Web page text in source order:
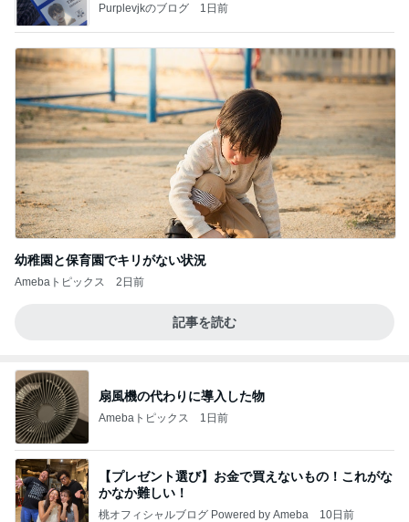
Purplevjkのブログ 1日前
幼稚園と保育園でキリがない状況
Amebaトピックス 2日前
記事を読む
扇風機の代わりに導入した物
Amebaトピックス 1日前
【プレゼント選び】お金で買えないもの！これがな
かなか難しい！
桃オフィシャルブログ Powered by Ameba 10日前